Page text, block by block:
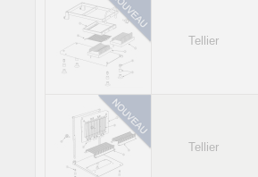
Tellier
Tellier